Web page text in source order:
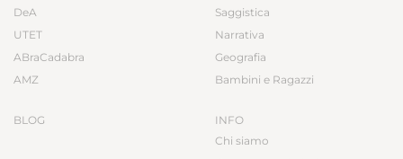
DeA
UTET
ABraCadabra
AMZ
BLOG
Saggistica
Narrativa
Geografia
Bambini e Ragazzi
INFO
Chi siamo